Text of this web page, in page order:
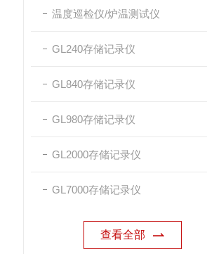
温度巡检仪/炉温测试仪
GL240存储记录仪
GL840存储记录仪
GL980存储记录仪
GL2000存储记录仪
GL7000存储记录仪
查看全部